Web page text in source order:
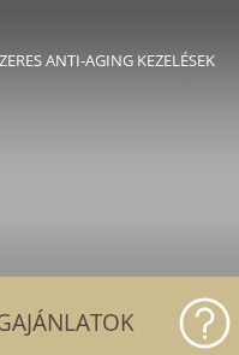
ANTI-AGING KEZELÉSEK